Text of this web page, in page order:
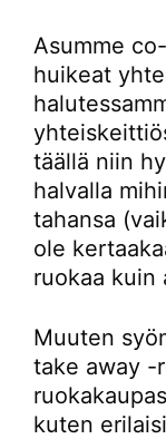
Asumme
huikeat
täällä niin
halvalla
tahansa
ole
ruokaa kuin
Muuten
take away -
kuten